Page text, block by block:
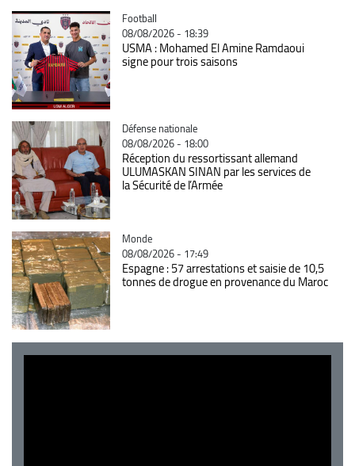
Catégorie
Football
08/08/2026 - 18:39
USMA : Mohamed El Amine Ramdaoui
signe pour trois saisons
Catégorie
Défense nationale
08/08/2026 - 18:00
Réception du ressortissant allemand
ULUMASKAN SINAN par les services de
la Sécurité de l’Armée
Catégorie
Monde
08/08/2026 - 17:49
Espagne : 57 arrestations et saisie de 10,5
tonnes de drogue en provenance du Maroc